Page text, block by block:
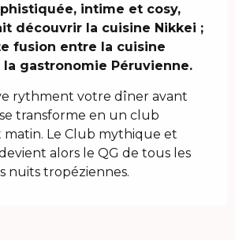
intime et cosy,
découvrir la cuisine Nikkei ;
fusion entre la cuisine
la gastronomie Péruvienne.
rythment votre dîner avant
transforme en un club
matin. Le Club mythique et
alors le QG de tous les
nuits tropéziennes.